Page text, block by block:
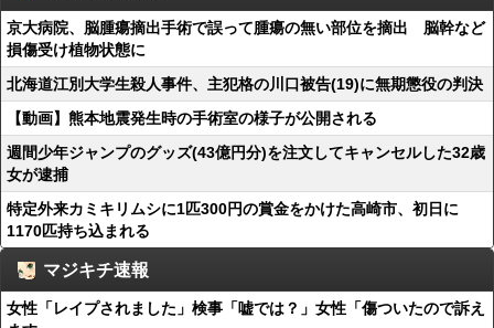
京大病院、脳腫瘍摘出手術で誤って腫瘍の無い部位を摘出 脳幹など
損傷受け植物状態に
北海道江別大学生殺人事件、主犯格の川口被告(19)に無期懲役の判決
【動画】熊本地震発生時の手術室の様子が公開される
週間少年ジャンプのグッズ(43億円分)を注文してキャンセルした32歳
女が逮捕
特定外来カミキリムシに1匹300円の賞金をかけた高崎市、初日に
1170匹持ち込まれる
マジキチ速報
女性「レイプされました」検事「嘘では？」女性「傷ついたので訴え